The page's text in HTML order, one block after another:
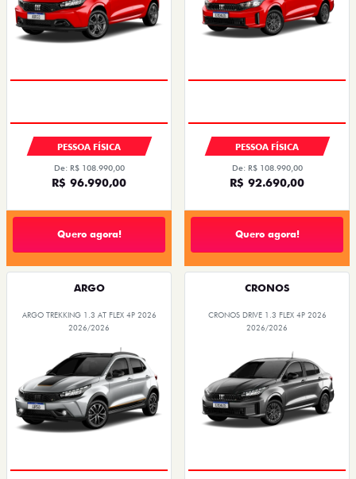
PESSOA FÍSICA
De: R$ 108.990,00
R$ 96.990,00
Quero agora!
PESSOA FÍSICA
De: R$ 108.990,00
R$ 92.690,00
Quero agora!
ARGO
ARGO TREKKING 1.3 AT FLEX 4P 2026
2026/2026
CRONOS
CRONOS DRIVE 1.3 FLEX 4P 2026
2026/2026